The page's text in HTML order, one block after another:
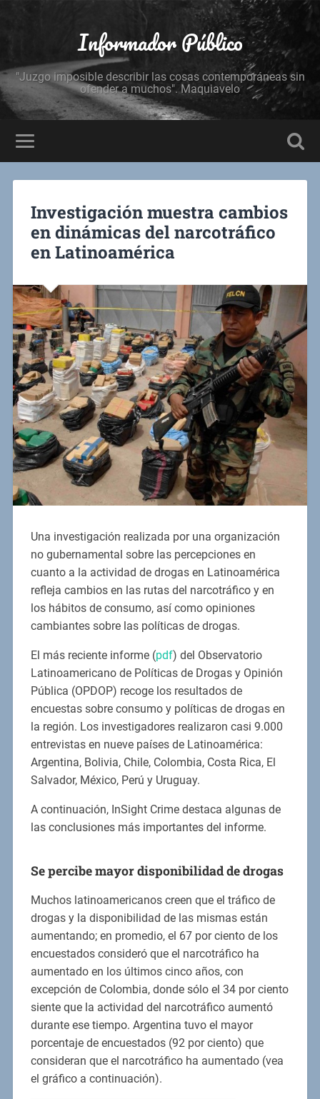
Informador Público
"Juzgo imposible describir las cosas contemporáneas sin
ofender a muchos". Maquiavelo
Investigación muestra cambios
en dinámicas del narcotráfico
en Latinoamérica
Una investigación realizada por una organización
no gubernamental sobre las percepciones en
cuanto a la actividad de drogas en Latinoamérica
refleja cambios en las rutas del narcotráfico y en
los hábitos de consumo, así como opiniones
cambiantes sobre las políticas de drogas.
El más reciente informe (pdf) del Observatorio
Latinoamericano de Políticas de Drogas y Opinión
Pública (OPDOP) recoge los resultados de
encuestas sobre consumo y políticas de drogas en
la región. Los investigadores realizaron casi 9.000
entrevistas en nueve países de Latinoamérica:
Argentina, Bolivia, Chile, Colombia, Costa Rica, El
Salvador, México, Perú y Uruguay.
A continuación, InSight Crime destaca algunas de
las conclusiones más importantes del informe.
Se percibe mayor disponibilidad de drogas
Muchos latinoamericanos creen que el tráfico de
drogas y la disponibilidad de las mismas están
aumentando; en promedio, el 67 por ciento de los
encuestados consideró que el narcotráfico ha
aumentado en los últimos cinco años, con
excepción de Colombia, donde sólo el 34 por ciento
siente que la actividad del narcotráfico aumentó
durante ese tiempo. Argentina tuvo el mayor
porcentaje de encuestados (92 por ciento) que
consideran que el narcotráfico ha aumentado (vea
el gráfico a continuación).